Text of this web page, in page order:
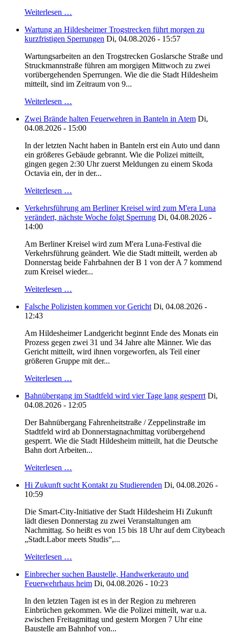
Weiterlesen …
Wartung an Hildesheimer Trogstrecken führt morgen zu
kurzfristigen Sperrungen Di, 04.08.2026 - 15:57
Wartungsarbeiten an den Trogstrecken Goslarsche Straße und
Struckmannstraße führen am morgigen Mittwoch zu zwei
vorübergehenden Sperrungen. Wie die die Stadt Hildesheim
mitteilt, sind im Zeitraum von 9...
Weiterlesen …
Zwei Brände halten Feuerwehren in Banteln in Atem Di,
04.08.2026 - 15:00
In der letzten Nacht haben in Banteln erst ein Auto und dann
ein größeres Gebäude gebrannt. Wie die Polizei mitteilt,
gingen gegen 2:30 Uhr zuerst Meldungen zu einem Skoda
Octavia ein, der in der...
Weiterlesen …
Verkehrsführung am Berliner Kreisel wird zum M'era Luna
verändert, nächste Woche folgt Sperrung Di, 04.08.2026 -
14:00
Am Berliner Kreisel wird zum M'era Luna-Festival die
Verkehrsführung geändert. Wie die Stadt mitteilt, werden ab
Donnerstag beide Fahrbahnen der B 1 von der A 7 kommend
zum Kreisel wieder...
Weiterlesen …
Falsche Polizisten kommen vor Gericht Di, 04.08.2026 -
12:43
Am Hildesheimer Landgericht beginnt Ende des Monats ein
Prozess gegen zwei 31 und 34 Jahre alte Männer. Wie das
Gericht mitteilt, wird ihnen vorgeworfen, als Teil einer
größeren Gruppe mit der...
Weiterlesen …
Bahnübergang im Stadtfeld wird vier Tage lang gesperrt Di,
04.08.2026 - 12:05
Der Bahnübergang Fahrenheitstraße / Zeppelinstraße im
Stadtfeld wird ab Donnerstagnachmittag vorübergehend
gesperrt. Wie die Stadt Hildesheim mitteilt, hat die Deutsche
Bahn dort Arbeiten...
Weiterlesen …
Hi Zukunft sucht Kontakt zu Studierenden Di, 04.08.2026 -
10:59
Die Smart-City-Initiative der Stadt Hildesheim Hi Zukunft
lädt diesen Donnerstag zu zwei Veranstaltungen am
Nachmittag. So heißt es von 15 bis 18 Uhr auf dem Citybeach
„Stadt.Labor meets Studis“,...
Weiterlesen …
Einbrecher suchen Baustelle, Handwerkerauto und
Feuerwehrhaus heim Di, 04.08.2026 - 10:23
In den letzten Tagen ist es in der Region zu mehreren
Einbrüchen gekommen. Wie die Polizei mitteilt, war u.a.
zwischen Freitagmittag und gestern Morgen 7 Uhr eine
Baustelle am Bahnhof von...